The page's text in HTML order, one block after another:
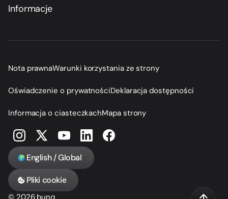
Informacje
Nota prawnaWarunki korzystania ze strony
Oświadczenie o prywatnościDeklaracja dostępności
Informacja o ciasteczkachMapa strony
English / Global
Pliki cookie